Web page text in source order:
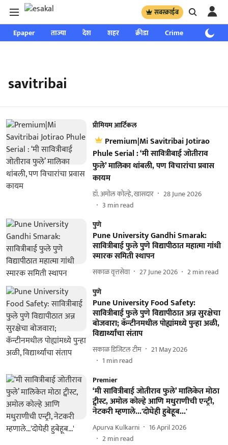
सबस्क्राईब
Epaper ताज्या देश शहर क्रीडा Crime साप्ताहिक
savitribai
प्रीमियम आर्टिकल
Premium|Mi Savitribai Jotirao
Phule Serial : ‘मी सावित्रीबाई जोतीराव
फुले’ मालिका थांबली, पण विचारांचा प्रवास
कायम
डॉ. अमोल कोल्हे, खासदार
28 June 2026
3 min read
पुणे
Pune University Gandhi Smarak:
सावित्रीबाई फुले पुणे विद्यापीठात महात्मा गांधी
स्मारक समिती स्थापन
सकाळ वृत्तसेवा 27 June 2026 2min read
पुणे
Pune University Food Safety:
सावित्रीबाई फुले पुणे विद्यापीठात अन्न सुरक्षेचा
बोजवारा; कॅन्टीनमधील पोह्यांमध्ये पुन्हा अळी,
विद्यार्थ्यांचा संताप
सकाळ डिजिटल टीम
21 May 2026
1 min read
Premier
‘मी सावित्रीबाई जोतीराव फुले’ मालिकेत मोठा
ट्वीस्ट, अमोल कोल्हे आणि मधुराणीची एन्ट्री,
नेटकरी म्हणाले...'दोघेही हुबेहूब...'
Apurva Kulkarni
16 April 2026
2min read